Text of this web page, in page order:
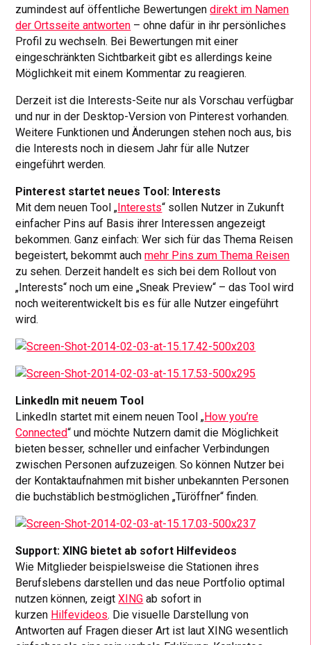
zumindest auf öffentliche Bewertungendirekt im Namen
der Ortsseite antworten – ohne dafür in ihr persönliches
Profil zu wechseln. Bei Bewertungen mit einer
eingeschränkten Sichtbarkeit gibt es allerdings keine
Möglichkeit mit einem Kommentar zu reagieren.
Derzeit ist die Interests-Seite nur als Vorschau verfügbar
und nur in der Desktop-Version von Pinterest vorhanden.
Weitere Funktionen und Änderungen stehen noch aus, bis
die Interests noch in diesem Jahr für alle Nutzer
eingeführt werden.
Pinterest startet neues Tool: Interests
Mit dem neuen Tool „Interests“ sollen Nutzer in Zukunft
einfacher Pins auf Basis ihrer Interessen angezeigt
bekommen. Ganz einfach: Wer sich für das Thema Reisen
begeistert, bekommt auchmehr Pins zum Thema Reisen
zu sehen. Derzeit handelt es sich bei dem Rollout von
„Interests“ noch um eine „Sneak Preview“ – das Tool wird
noch weiterentwickelt bis es für alle Nutzer eingeführt
wird.
LinkedIn mit neuem Tool
LinkedIn startet mit einem neuen Tool „How you’re
Connected“ und möchte Nutzern damit die Möglichkeit
bieten besser, schneller und einfacher Verbindungen
zwischen Personen aufzuzeigen. So können Nutzer bei
der Kontaktaufnahmen mit bisher unbekannten Personen
die buchstäblich bestmöglichen „Türöffner“ finden.
Support: XING bietet ab sofort Hilfevideos
Wie Mitglieder beispielsweise die Stationen ihres
Berufslebens darstellen und das neue Portfolio optimal
nutzen können, zeigtXING ab sofort in
kurzen Hilfevideos. Die visuelle Darstellung von
Antworten auf Fragen dieser Art ist laut XING wesentlich